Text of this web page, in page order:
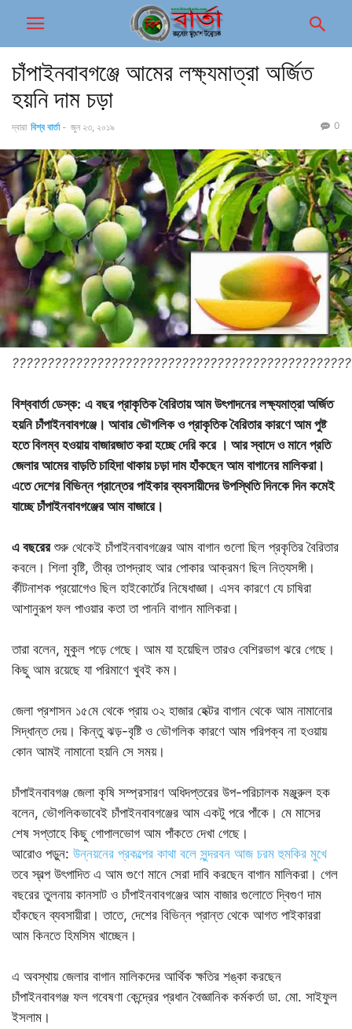
চাঁপাইনবাবগঞ্জে আমের লক্ষ্যমাত্রা অর্জিত
হয়নি দাম চড়া
দ্বারা বিশ্ব বার্তা - জুন ২৩, ২০১৯ 0
বিশ্ববার্তা ডেস্ক: এ বছর প্রাকৃতিক বৈরিতায় আম উৎপাদনের লক্ষ্যমাত্রা অর্জিত
হয়নি চাঁপাইনবাবগঞ্জে। আবার ভৌগলিক ও প্রাকৃতিক বৈরিতার কারণে আম পুষ্ট
হতে বিলম্ব হওয়ায় বাজারজাত করা হচ্ছে দেরি করে । আর স্বাদে ও মানে প্রতি
জেলার আমের বাড়তি চাহিদা থাকায় চড়া দাম হাঁকছেন আম বাগানের মালিকরা।
এতে দেশের বিভিন্ন প্রান্তের পাইকার ব্যবসায়ীদের উপস্থিতি দিনকে দিন কমেই
যাচ্ছে চাঁপাইনবাবগঞ্জের আম বাজারে।
এ বছরেরশুরু থেকেই চাঁপাইনবাবগঞ্জের আম বাগান গুলো ছিল প্রকৃতির বৈরিতার
কবলে। শিলা বৃষ্টি, তীব্র তাপদ্রাহ আর পোকার আক্রমণ ছিল নিত্যসঙ্গী।
র্কীটনাশক প্রয়োগেও ছিল হাইকোর্টের নিষেধাজ্ঞা। এসব কারণে যে চাষিরা
আশানুরূপ ফল পাওয়ার কতা তা পাননি বাগান মালিকরা।
তারা বলেন, মুকুল পড়ে গেছে। আম যা হয়েছিল তারও বেশিরভাগ ঝরে গেছে।
কিছু আম রয়েছে যা পরিমাণে খুবই কম।
জেলা প্রশাসন ১৫মে থেকে প্রায় ৩২ হাজার হেক্টর বাগান থেকে আম নামানোর
সিদ্ধান্ত দেয়। কিন্তু ঝড়-বৃষ্টি ও ভৌগলিক কারণে আম পরিপক্ব না হওয়ায়
কোন আমই নামানো হয়নি সে সময়।
চাঁপাইনবাবগঞ্জ জেলা কৃষি সম্প্রসারণ অধিদপ্তরের উপ-পরিচালক মঞ্জুরুল হক
বলেন, ভৌগলিকভাবেই চাঁপাইনবাবগঞ্জের আম একটু পরে পাঁকে। মে মাসের
শেষ সপ্তাহে কিছু গোপালভোগ আম পাঁকতে দেখা গেছে।
আরোও পড়ুন: উন্নয়নের প্রকল্পের কাথা বলে সুন্দরবন আজ চরম হুমকির মুখে
তবে স্বল্প উৎপাদিত এ আম গুণে মানে সেরা দাবি করছেন বাগান মালিকরা। গেল
বছরের তুলনায় কানসাট ও চাঁপাইনবাবগঞ্জের আম বাজার গুলোতে দ্বিগুণ দাম
হাঁকছেন ব্যবসায়ীরা। তাতে, দেশের বিভিন্ন প্রান্ত থেকে আগত পাইকাররা
আম কিনতে হিমসিম খাচ্ছেন।
এ অবস্থায় জেলার বাগান মালিকদের আর্থিক ক্ষতির শঙ্কা করছেন
চাঁপাইনবাবগঞ্জ ফল গবেষণা কেন্দ্রের প্রধান বৈজ্ঞানিক কর্মকর্তা ডা. মো. সাইফুল
ইসলাম।